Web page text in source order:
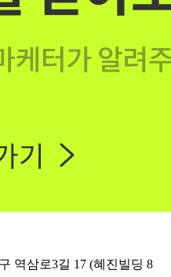
역삼로3길 17 (혜진빌딩 8